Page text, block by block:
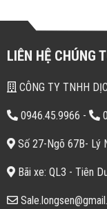
LIÊN HỆ CHÚNG
CÔNG TY TNHH
0946.45.9966 -
Số 27-Ngõ 67B- Lý
Bãi xe: QL3 - Tiên